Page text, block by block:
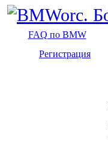
FAQ по BMW
Регистрация